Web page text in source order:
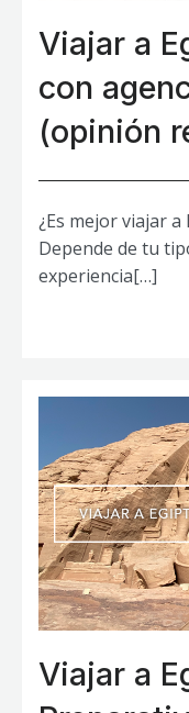
Viajar a
con
(opinión
¿Es mejor viajar
Depende de tu
experiencia[…]
Viajar a